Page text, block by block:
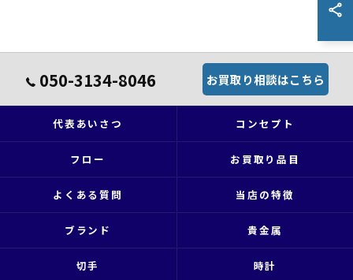
050-3134-8046 お買取り相談はこちら
代表あいさつ コンセプト
フロー お買取り品目
よくある質問 当店の特徴
ブランド 貴金属
切手 時計